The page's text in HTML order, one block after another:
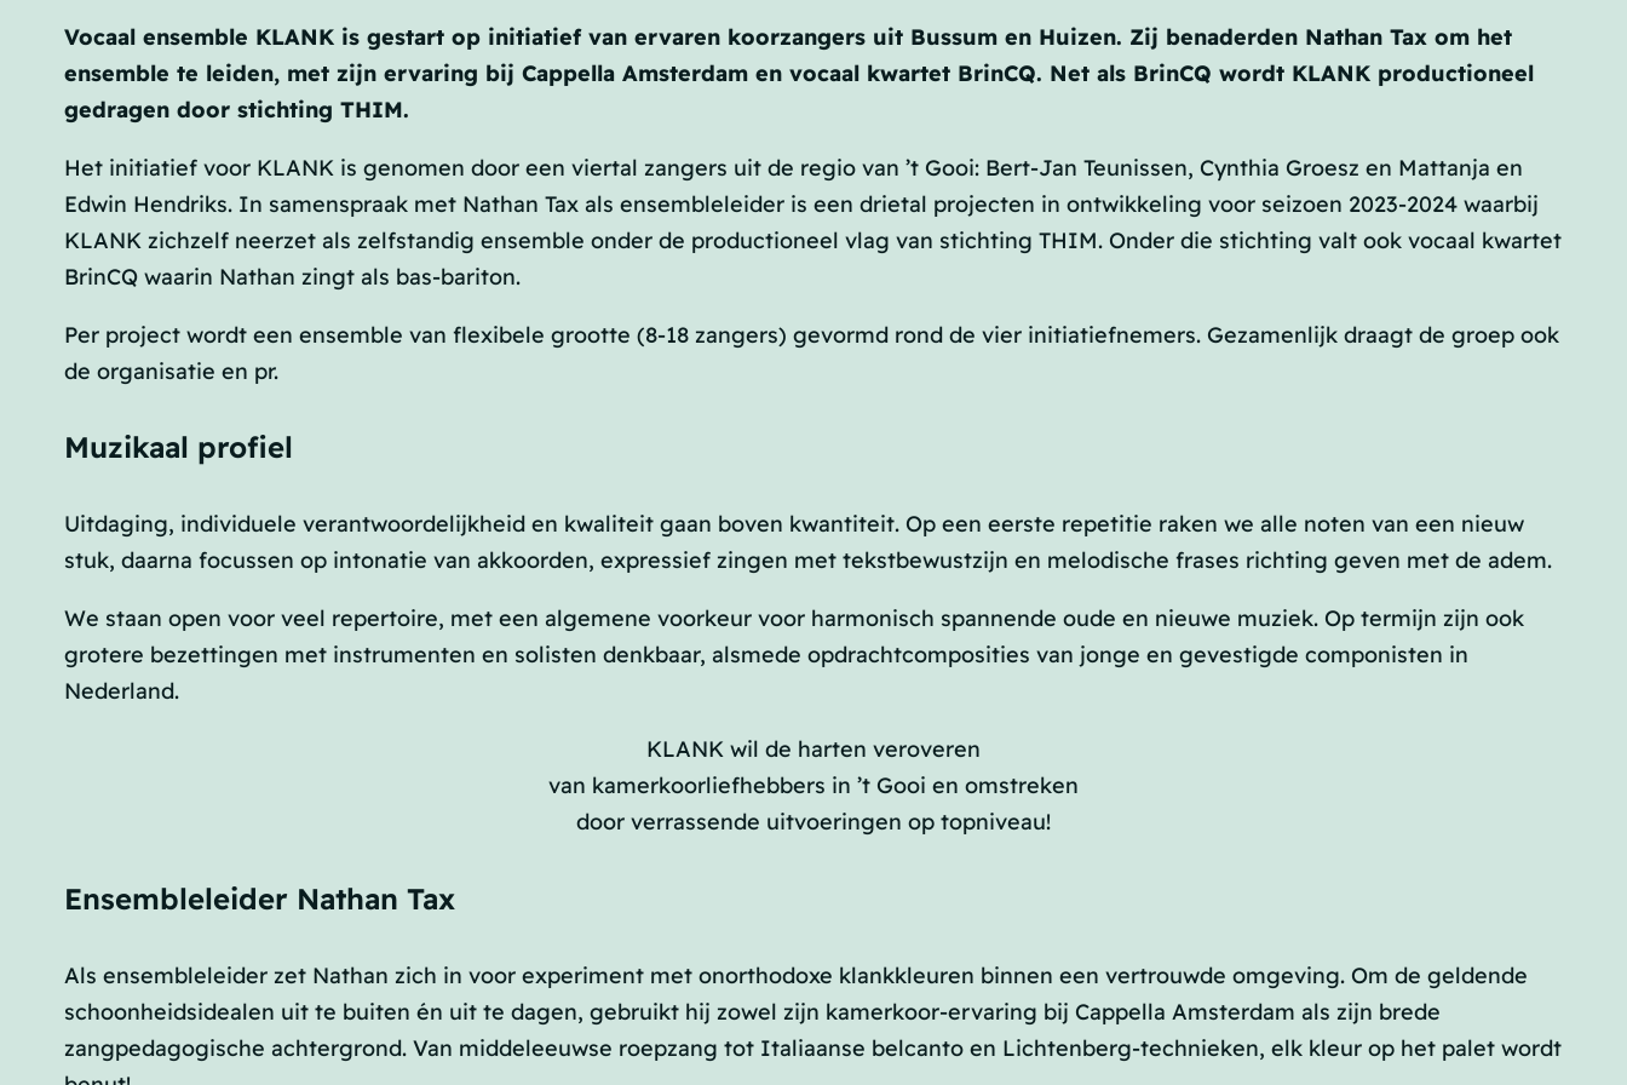
Vocaal ensemble KLANK is gestart op initiatief van ervaren koorzangers uit Bussum en Huizen. Zij benaderden Nathan Tax om het
ensemble te leiden, met zijn ervaring bij Cappella Amsterdam en vocaal kwartet BrinCQ. Net als BrinCQ wordt KLANK productioneel
gedragen door stichting THIM.
Het initiatief voor KLANK is genomen door een viertal zangers uit de regio van ’t Gooi: Bert-Jan Teunissen, Cynthia Groesz en Mattanja en
Edwin Hendriks. In samenspraak met Nathan Tax als ensembleleider is een drietal projecten in ontwikkeling voor seizoen 2023-2024 waarbij
KLANK zichzelf neerzet als zelfstandig ensemble onder de productioneel vlag van stichting THIM. Onder die stichting valt ook vocaal kwartet
BrinCQ waarin Nathan zingt als bas-bariton.
Per project wordt een ensemble van flexibele grootte (8-18 zangers) gevormd rond de vier initiatiefnemers. Gezamenlijk draagt de groep ook
de organisatie en pr.
Muzikaal profiel
Uitdaging, individuele verantwoordelijkheid en kwaliteit gaan boven kwantiteit. Op een eerste repetitie raken we alle noten van een nieuw
stuk, daarna focussen op intonatie van akkoorden, expressief zingen met tekstbewustzijn en melodische frases richting geven met de adem.
We staan open voor veel repertoire, met een algemene voorkeur voor harmonisch spannende oude en nieuwe muziek. Op termijn zijn ook
grotere bezettingen met instrumenten en solisten denkbaar, alsmede opdrachtcomposities van jonge en gevestigde componisten in
Nederland.
KLANK wil de harten veroveren
van kamerkoorliefhebbers in ’t Gooi en omstreken
door verrassende uitvoeringen op topniveau!
Ensembleleider Nathan Tax
Als ensembleleider zet Nathan zich in voor experiment met onorthodoxe klankkleuren binnen een vertrouwde omgeving. Om de geldende
schoonheidsidealen uit te buiten én uit te dagen, gebruikt hij zowel zijn kamerkoor-ervaring bij Cappella Amsterdam als zijn brede
zangpedagogische achtergrond. Van middeleeuwse roepzang tot Italiaanse belcanto en Lichtenberg-technieken, elk kleur op het palet wordt